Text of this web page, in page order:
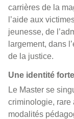
carrières de la
l’aide aux
jeunesse, de
largement, dans
de la justice.
Une identité
Le Master se
criminologie, rare
modalités